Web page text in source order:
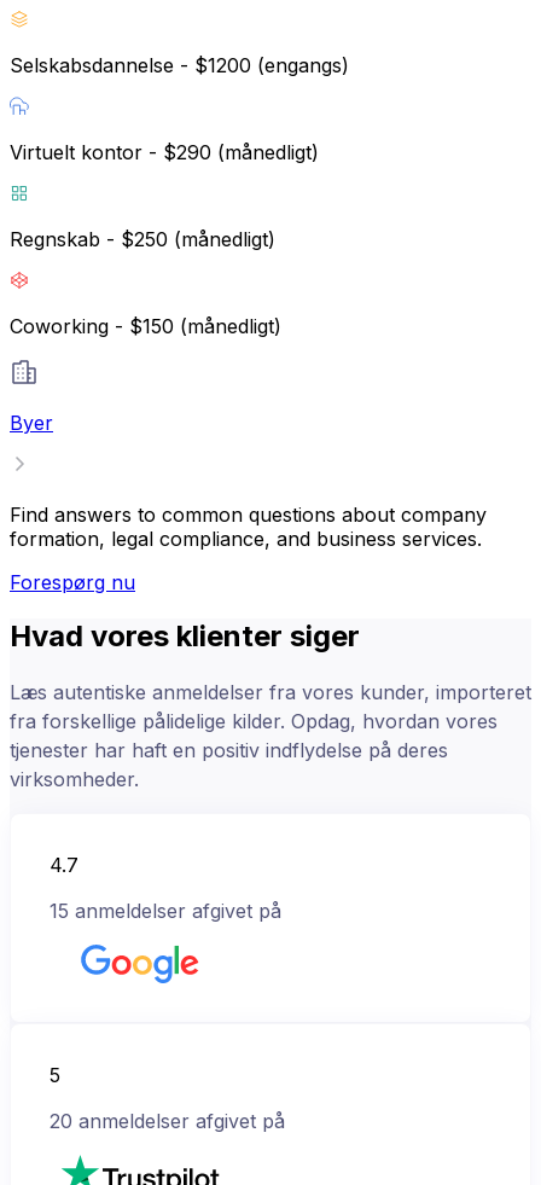
Selskabsdannelse - $1200 (engangs)
Virtuelt kontor - $290 (månedligt)
Regnskab - $250 (månedligt)
Coworking - $150 (månedligt)
Byer
Find answers to common questions about company
formation, legal compliance, and business services.
Forespørg nu
Hvad vores klienter siger
Læs autentiske anmeldelser fra vores kunder, importeret
fra forskellige pålidelige kilder. Opdag, hvordan vores
tjenester har haft en positiv indflydelse på deres
virksomheder.
4.7
15 anmeldelser afgivet på
5
20 anmeldelser afgivet på